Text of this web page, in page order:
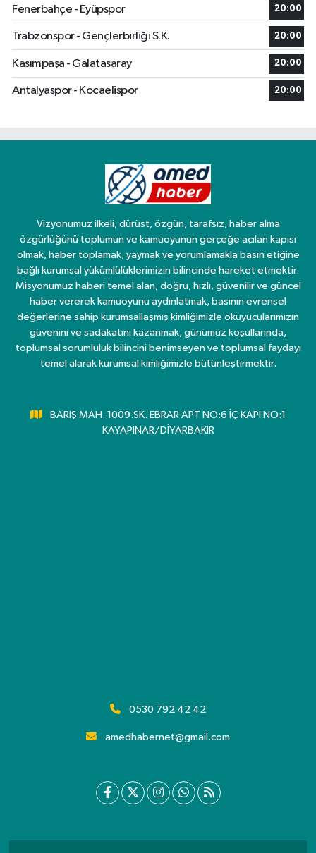
Fenerbahçe - Eyüpspor 20:00
Trabzonspor - Gençlerbirliği S.K. 20:00
Kasımpaşa - Galatasaray 20:00
Antalyaspor - Kocaelispor 20:00
Vizyonumuz ilkeli, dürüst, özgün, tarafsız, haber alma
özgürlüğünü toplumun ve kamuoyunun gerçeğe açılan kapısı
olmak, haber toplamak, yaymak ve yorumlamakla basın etiğine
bağlı kurumsal yükümlülüklerimizin bilincinde hareket etmektir.
Misyonumuz haberi temel alan, doğru, hızlı, güvenilir ve güncel
haber vererek kamuoyunu aydınlatmak, basının evrensel
değerlerine sahip kurumsallaşmış kimliğimizle okuyucularımızın
güvenini ve sadakatini kazanmak, günümüz koşullarında,
toplumsal sorumluluk bilincini benimseyen ve toplumsal faydayı
temel alarak kurumsal kimliğimizle bütünleştirmektir.
BARIŞ MAH. 1009.SK. EBRAR APT NO:6 İÇ KAPI NO:1
KAYAPINAR/DİYARBAKIR
0530 792 42 42
amedhabernet@gmail.com